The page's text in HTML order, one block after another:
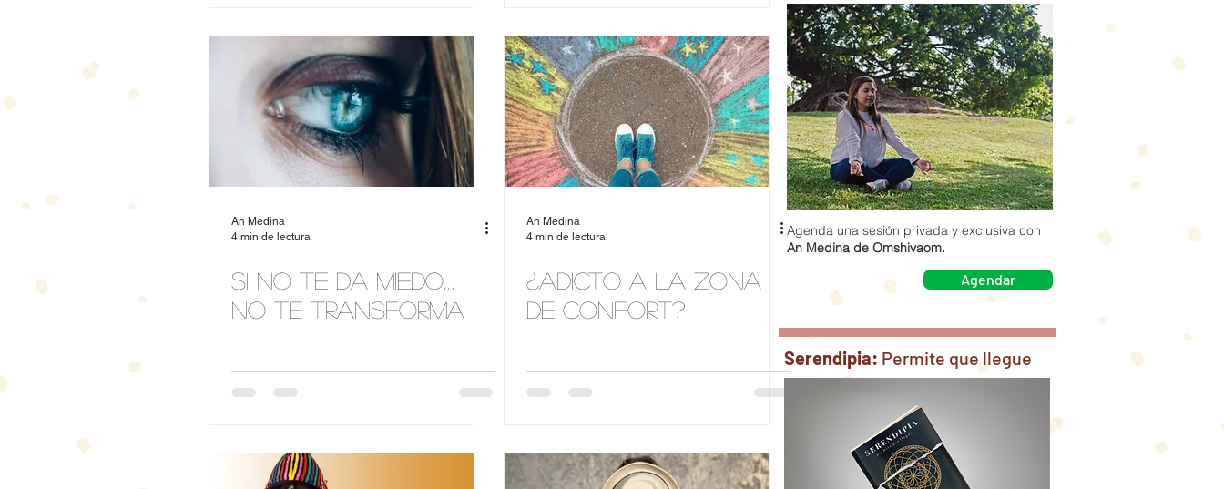
An Medina
4 min de lectura
Si no te da miedo…
No te transforma
An Medina
4 min de lectura
¿Adicto a la Zona
de Confort?
Agenda una sesión privada y exclusiva con
An Medina de Omshivaom.
Agendar
Serendipia: Permite que llegue